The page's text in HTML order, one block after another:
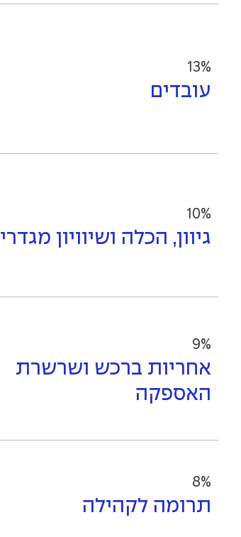
13%
עובדים
10%
גיוון, הכלה ושיוויון מגדרי
9%
אחריות ברכש ושרשרת
האספקה
8%
תרומה לקהילה